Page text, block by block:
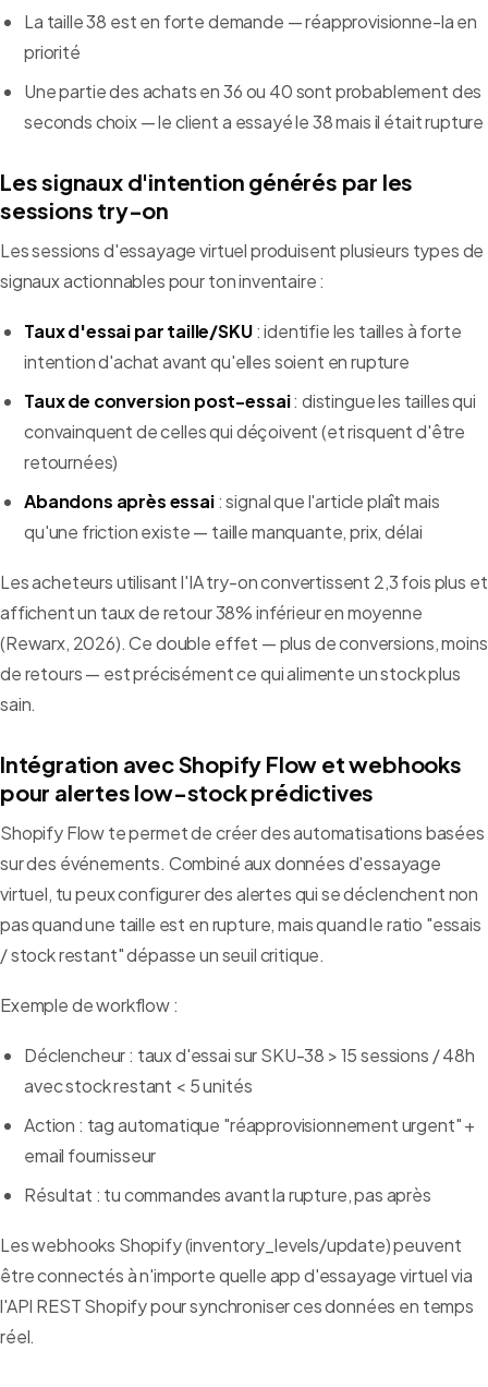
La taille 38 est en forte demande — réapprovisionne-la en
priorité
Une partie des achats en 36 ou 40 sont probablement des
seconds choix — le client a essayé le 38 mais il était rupture
Les signaux d'intention générés par les
sessions try-on
Les sessions d'essayage virtuel produisent plusieurs types de
signaux actionnables pour ton inventaire :
Taux d'essai par taille/SKU: identifie les tailles à forte
intention d'achat avant qu'elles soient en rupture
Taux de conversion post-essai: distingue les tailles qui
convainquent de celles qui déçoivent (et risquent d'être
retournées)
Abandons après essai: signal que l'article plaît mais
qu'une friction existe — taille manquante, prix, délai
Les acheteurs utilisant l'IA try-on convertissent 2,3 fois plus et
affichent un taux de retour 38% inférieur en moyenne
(Rewarx, 2026). Ce double effet — plus de conversions, moins
de retours — est précisément ce qui alimente un stock plus
sain.
Intégration avec Shopify Flow et webhooks
pour alertes low-stock prédictives
Shopify Flow te permet de créer des automatisations basées
sur des événements. Combiné aux données d'essayage
virtuel, tu peux configurer des alertes qui se déclenchent non
pas quand une taille est en rupture, mais quand le ratio "essais
/ stock restant" dépasse un seuil critique.
Exemple de workflow :
Déclencheur : taux d'essai sur SKU-38 > 15 sessions / 48h
avec stock restant < 5 unités
Action : tag automatique "réapprovisionnement urgent" +
email fournisseur
Résultat : tu commandes avant la rupture, pas après
Les webhooks Shopify (inventory_levels/update) peuvent
être connectés à n'importe quelle app d'essayage virtuel via
l'API REST Shopify pour synchroniser ces données en temps
réel.